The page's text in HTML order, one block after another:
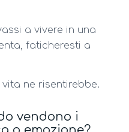
a vivere in una
faticheresti a
ne risentirebbe.
vendono i